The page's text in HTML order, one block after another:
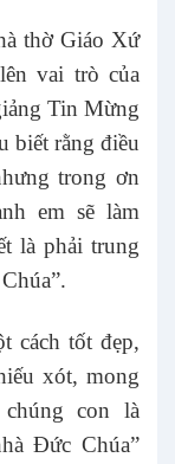
thờ Giáo Xứ
vai trò của
Tin Mừng
biết rằng điều
trong ơn
em sẽ làm
là phải trung
cách tốt đẹp,
xót, mong
con là
Đức Chúa”